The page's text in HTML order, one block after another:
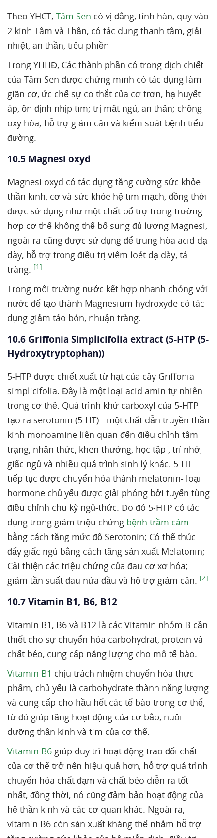
Theo YHCT, Tâm Sen có vị đắng, tính hàn, quy vào
2 kinh Tâm và Thận, có tác dụng thanh tâm, giải
nhiệt, an thần, tiêu phiền
Trong YHHĐ, Các thành phần có trong dịch chiết
của Tâm Sen được chứng minh có tác dụng làm
giãn cơ, ức chế sự co thắt của cơ trơn, hạ huyết
áp, ổn định nhịp tim; trị mất ngủ, an thần; chống
oxy hóa; hỗ trợ giảm cân và kiểm soát bệnh tiểu
đường.
10.5 Magnesi oxyd
Magnesi oxyd có tác dụng tăng cường sức khỏe
thần kinh, cơ và sức khỏe hệ tim mạch, đồng thời
được sử dụng như một chất bổ trợ trong trường
hợp cơ thể không thể bổ sung đủ lượng Magnesi,
ngoài ra cũng được sử dụng để trung hòa acid dạ
dày, hỗ trợ trong điều trị viêm loét dạ dày, tá
tràng. [1]
Trong môi trường nước kết hợp nhanh chóng với
nước để tạo thành Magnesium hydroxyde có tác
dụng giảm táo bón, nhuận tràng.
10.6 Griffonia Simplicifolia extract (5-HTP (5-
Hydroxytryptophan))
5-HTP được chiết xuất từ hạt của cây Griffonia
simplicifolia. Đây là một loại acid amin tự nhiên
trong cơ thể. Quá trình khử carboxyl của 5-HTP
tạo ra serotonin (5-HT) - một chất dẫn truyền thần
kinh monoamine liên quan đến điều chỉnh tâm
trạng, nhận thức, khen thưởng, học tập , trí nhớ,
giấc ngủ và nhiều quá trình sinh lý khác. 5-HT
tiếp tục được chuyển hóa thành melatonin- loại
hormone chủ yếu được giải phóng bởi tuyến tùng
điều chỉnh chu kỳ ngủ-thức. Do đó 5-HTP có tác
dụng trong giảm triệu chứng bệnh trầm cảm
bằng cách tăng mức độ Serotonin; Có thể thúc
đẩy giấc ngủ bằng cách tăng sản xuất Melatonin;
Cải thiện các triệu chứng của đau cơ xơ hóa;
giảm tần suất đau nửa đầu và hỗ trợ giảm cân. [2]
10.7 Vitamin B1, B6, B12
Vitamin B1, B6 và B12 là các Vitamin nhóm B cần
thiết cho sự chuyển hóa carbohydrat, protein và
chất béo, cung cấp năng lượng cho mô tế bào.
Vitamin B1 chịu trách nhiệm chuyển hóa thực
phẩm, chủ yếu là carbohydrate thành năng lượng
và cung cấp cho hầu hết các tế bào trong cơ thể,
từ đó giúp tăng hoạt động của cơ bắp, nuôi
dưỡng thần kinh và tim của cơ thể.
Vitamin B6 giúp duy trì hoạt động trao đổi chất
của cơ thể trở nên hiệu quả hơn, hỗ trợ quá trình
chuyển hóa chất đạm và chất béo diễn ra tốt
nhất, đồng thời, nó cũng đảm bảo hoạt động của
hệ thần kinh và các cơ quan khác. Ngoài ra,
vitamin B6 còn sản xuất kháng thể nhằm hỗ trợ